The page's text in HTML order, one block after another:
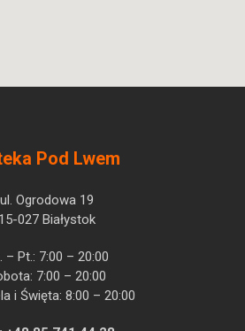
Pod Lwem
ul. Ogrodowa 19
15-027 Białystok
– Pt.: 7:00 – 20:00
7:00 – 20:00
i Święta: 8:00 – 20:00